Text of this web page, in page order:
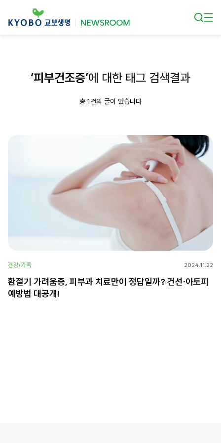
‘피부건조증’에 대한 태그 검색결과
총 1건의 글이 있습니다
건강/가족 2024.11.22
환절기 가려움증, 피부과 치료만이 정답일까? 건선·아토피
예방법 대공개!